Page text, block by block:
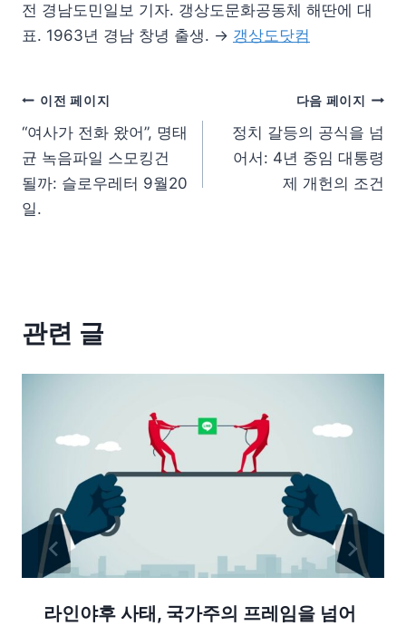
전 경남도민일보 기자. 갱상도문화공동체 해딴에 대
표. 1963년 경남 창녕 출생. → 갱상도닷컴
이전 페이지
“여사가 전화 왔어”, 명태
균 녹음파일 스모킹건
될까: 슬로우레터 9월20
일.
다음 페이지
정치 갈등의 공식을 넘
어서: 4년 중임 대통령
제 개헌의 조건
관련 글
라인야후 사태, 국가주의 프레임을 넘어